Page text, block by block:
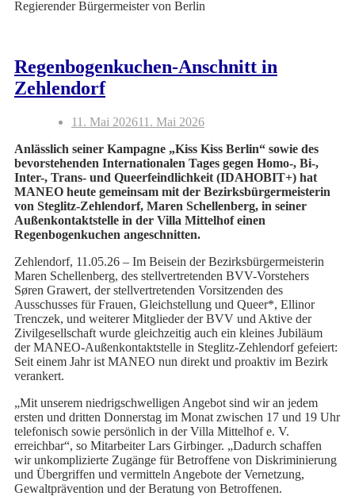
Regierender Bürgermeister von Berlin
Regenbogenkuchen-Anschnitt in
Zehlendorf
11. Mai 202611. Mai 2026
Anlässlich seiner Kampagne „Kiss Kiss Berlin“ sowie des
bevorstehenden Internationalen Tages gegen Homo-, Bi-,
Inter-, Trans- und Queerfeindlichkeit (IDAHOBIT+) hat
MANEO heute gemeinsam mit der Bezirksbürgermeisterin
von Steglitz-Zehlendorf, Maren Schellenberg, in seiner
Außenkontaktstelle in der Villa Mittelhof einen
Regenbogenkuchen angeschnitten.
Zehlendorf, 11.05.26 – Im Beisein der Bezirksbürgermeisterin
Maren Schellenberg, des stellvertretenden BVV-Vorstehers
Søren Grawert, der stellvertretenden Vorsitzenden des
Ausschusses für Frauen, Gleichstellung und Queer*, Ellinor
Trenczek, und weiterer Mitglieder der BVV und Aktive der
Zivilgesellschaft wurde gleichzeitig auch ein kleines Jubiläum
der MANEO-Außenkontaktstelle in Steglitz-Zehlendorf gefeiert:
Seit einem Jahr ist MANEO nun direkt und proaktiv im Bezirk
verankert.
„Mit unserem niedrigschwelligen Angebot sind wir an jedem
ersten und dritten Donnerstag im Monat zwischen 17 und 19 Uhr
telefonisch sowie persönlich in der Villa Mittelhof e. V.
erreichbar“, so Mitarbeiter Lars Girbinger. „Dadurch schaffen
wir unkomplizierte Zugänge für Betroffene von Diskriminierung
und Übergriffen und vermitteln Angebote der Vernetzung,
Gewaltprävention und der Beratung von Betroffenen.